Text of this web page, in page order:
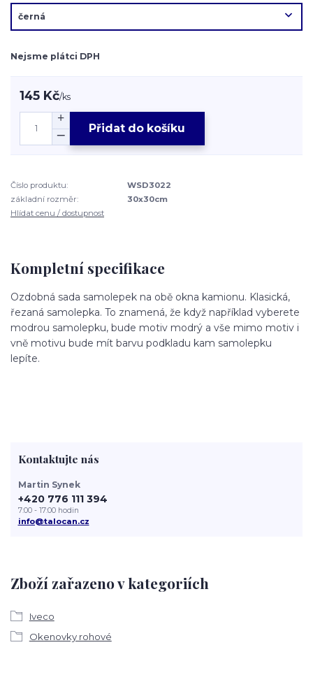
Nejsme plátci DPH
145 Kč/ks
Přidat do košíku
Číslo produktu:
WSD3022
základní rozměr:
30x30cm
Hlídat cenu / dostupnost
Kompletní specifikace
Ozdobná sada samolepek na obě okna kamionu. Klasická,
řezaná samolepka. To znamená, že když například vyberete
modrou samolepku, bude motiv modrý a vše mimo motiv i
vně motivu bude mít barvu podkladu kam samolepku
lepíte.
Zboží zařazeno v kategoriích
Iveco
Okenovky rohové
Kontaktujte nás
Martin Synek
+420 776 111 394
7:00 - 17:00 hodin
info@talocan.cz